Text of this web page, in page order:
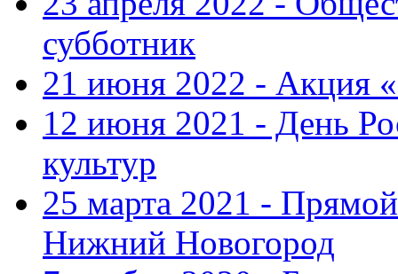
субботник
21 июня 2022 - Акция
12 июня 2021 - День
культур
25 марта 2021 -
Нижний Новогород